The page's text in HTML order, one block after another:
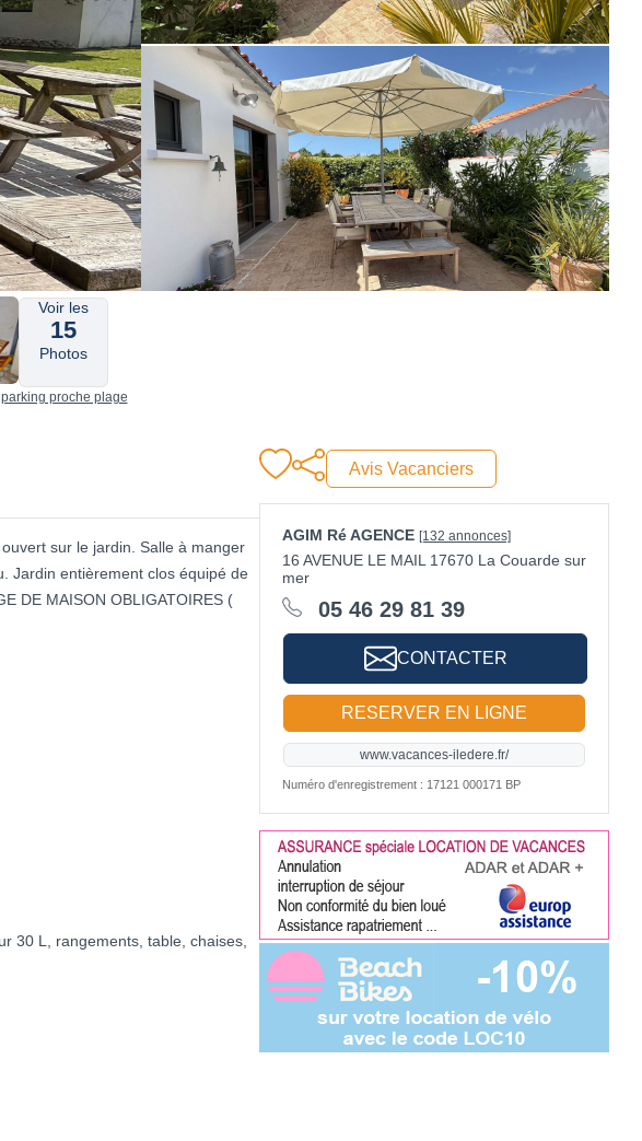
Voir les
15
Photos
proche plage
sur le jardin. Salle à manger
Jardin entièrement clos équipé de
DE MAISON OBLIGATOIRES (
30 L, rangements, table, chaises,
Avis Vacanciers
AGIM Ré AGENCE [132 annonces]
16 AVENUE LE MAIL 17670 La Couarde sur
mer
05 46 29 81 39
CONTACTER
RESERVER EN LIGNE
www.vacances-iledere.fr/
Numéro d'enregistrement : 17121 000171 BP